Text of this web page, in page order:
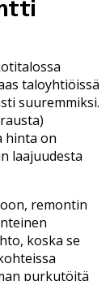
taloyhtiöissä
suuremmiksi.
hinta on
laajuudesta
remontin
koska se
purkutöitä